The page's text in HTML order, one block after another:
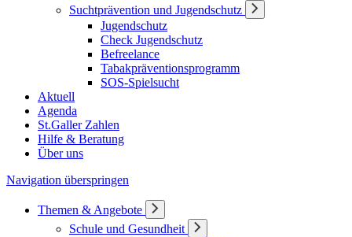
Suchtprävention und Jugendschutz
Jugendschutz
Check Jugendschutz
Befreelance
Tabakpräventionsprogramm
SOS-Spielsucht
Aktuell
Agenda
St.Galler Zahlen
Hilfe & Beratung
Über uns
Navigation überspringen
Themen & Angebote
Schule und Gesundheit